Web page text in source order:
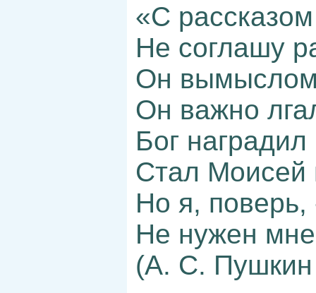
«С
Не соглашу
Он вымыслом
Он важно
Бог
Стал Моисей
Но я, поверь,
Не нужен
(А. С. Пушкин